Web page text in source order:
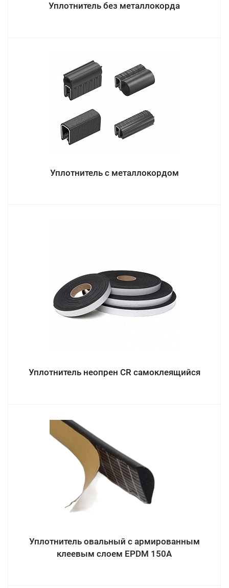
Уплотнитель без металлокорда
Уплотнитель с металлокордом
Уплотнитель неопрен CR самоклеящийся
Уплотнитель овальный с армированным
клеевым слоем EPDM 150A